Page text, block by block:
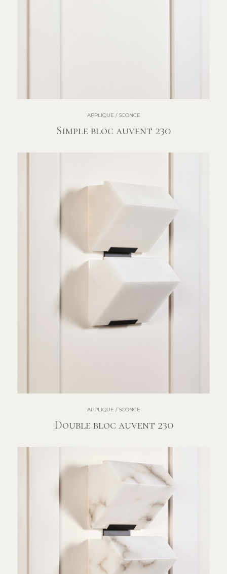
APPLIQUE / SCONCE
Simple bloc auvent 230
APPLIQUE / SCONCE
Double bloc auvent 230